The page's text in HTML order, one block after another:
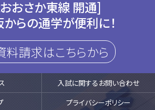
おさか東線 開通]
らの通学が便利に！
料請求はこちらから
入試に関するお問い合わせ
プライバシーポリシー